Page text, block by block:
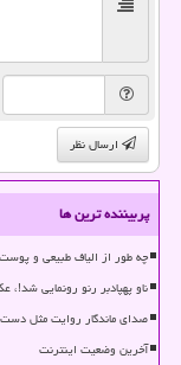
ارسال نظر
پربیننده ترین ها
چه طور از الیاف طبیعی و
ناو پهپادبر رنو رونمایی شد!،
صدای ماندگار روایت مثل
آخرین وضعیت اینترنت